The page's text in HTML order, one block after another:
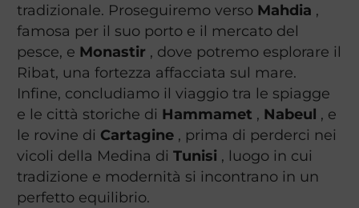
tradizionale. Proseguiremo verso Mahdia ,
famosa per il suo porto e il mercato del
pesce, e Monastir , dove potremo esplorare il
Ribat, una fortezza affacciata sul mare.
Infine, concludiamo il viaggio tra le spiagge
e le città storiche di Hammamet , Nabeul , e
le rovine di Cartagine, prima di perderci nei
vicoli della Medina di Tunisi, luogo in cui
tradizione e modernità si incontrano in un
perfetto equilibrio.